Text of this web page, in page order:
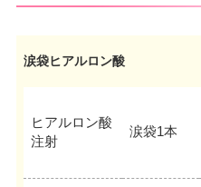
涙袋ヒアルロン酸
ヒアルロン酸
注射
涙袋1本